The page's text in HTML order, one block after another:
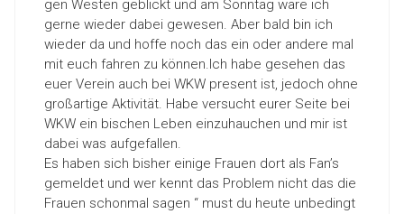
gen Westen geblickt und am Sonntag wäre ich
gerne wieder dabei gewesen. Aber bald bin ich
wieder da und hoffe noch das ein oder andere mal
mit euch fahren zu können.Ich habe gesehen das
euer Verein auch bei WKW present ist, jedoch ohne
großartige Aktivität. Habe versucht eurer Seite bei
WKW ein bischen Leben einzuhauchen und mir ist
dabei was aufgefallen.
Es haben sich bisher einige Frauen dort als Fan’s
gemeldet und wer kennt das Problem nicht das die
Frauen schonmal sagen “ must du heute unbedingt